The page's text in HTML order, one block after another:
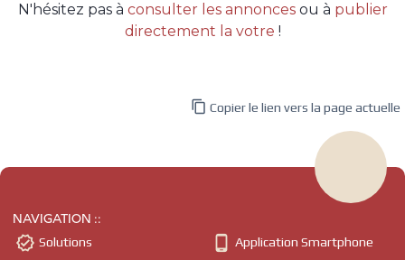
N'hésitez pas à consulter les annoncesou à publier
directement la votre !
 Copier le lien vers la page actuelle
NAVIGATION ::
 Solutions  Application Smartphone